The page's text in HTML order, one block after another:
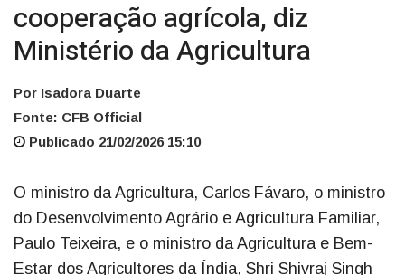
cooperação agrícola, diz
Ministério da Agricultura
Por Isadora Duarte
Fonte: CFB Official
Publicado 21/02/2026 15:10
O ministro da Agricultura, Carlos Fávaro, o ministro
do Desenvolvimento Agrário e Agricultura Familiar,
Paulo Teixeira, e o ministro da Agricultura e Bem-
Estar dos Agricultores da Índia, Shri Shivraj Singh